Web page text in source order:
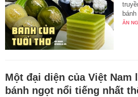
ĂN
Một đại diện của Việt Nam
bánh ngọt nổi tiếng nhất